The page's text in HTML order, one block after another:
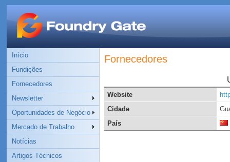
Início
Fundições
Fornecedores
Newsletter
Oportunidades de Negócio
Mercado de Trabalho
Notícias
Artigos Técnicos
Fornecedores
Website
Cidade
País